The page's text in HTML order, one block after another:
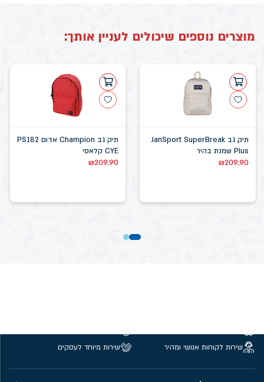
מוצרים נוספים שיכולים לעניין אותך:
תיק גב JanSport SuperBreak
Plus שמנת בהיר
₪209.90
תיק גב Champion אדום PS182
CYE קלאסי
₪209.90
שירות לקוחות אנושי ומהיר
שירות מיוחד לעסקים